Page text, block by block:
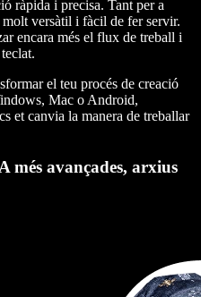
ràpida i precisa. Tant per a
molt versàtil i fàcil de fer servir.
encara més el flux de treball i
el teu procés de creació
Mac o Android,
et canvia la manera de treballar
més avançades, arxius